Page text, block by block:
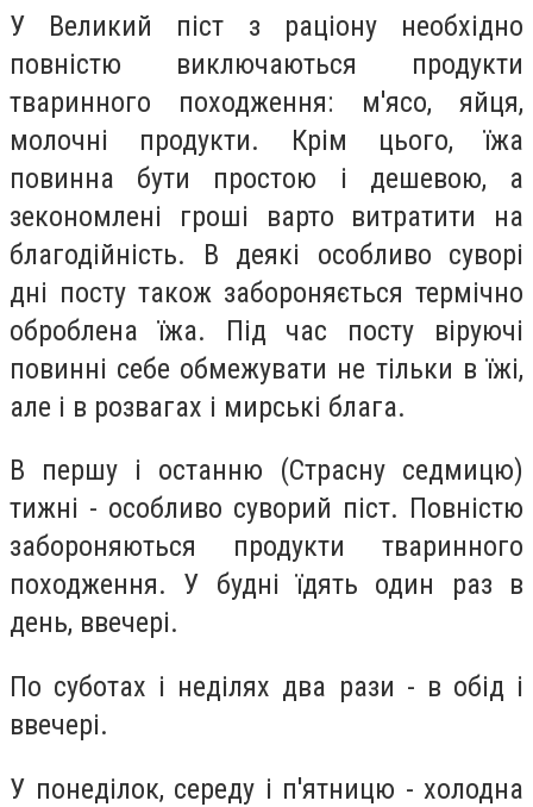
У Великий піст з раціону необхідно
повністю виключаються продукти
тваринного походження: м'ясо, яйця,
молочні продукти. Крім цього, їжа
повинна бути простою і дешевою, а
зекономлені гроші варто витратити на
благодійність. В деякі особливо суворі
дні посту також забороняється термічно
оброблена їжа. Під час посту віруючі
повинні себе обмежувати не тільки в їжі,
але і в розвагах і мирські блага.
В першу і останню (Страсну седмицю)
тижні - особливо суворий піст. Повністю
забороняються продукти тваринного
походження. У будні їдять один раз в
день, ввечері.
По суботах і неділях два рази - в обід і
ввечері.
У понеділок, середу і п'ятницю - холодна